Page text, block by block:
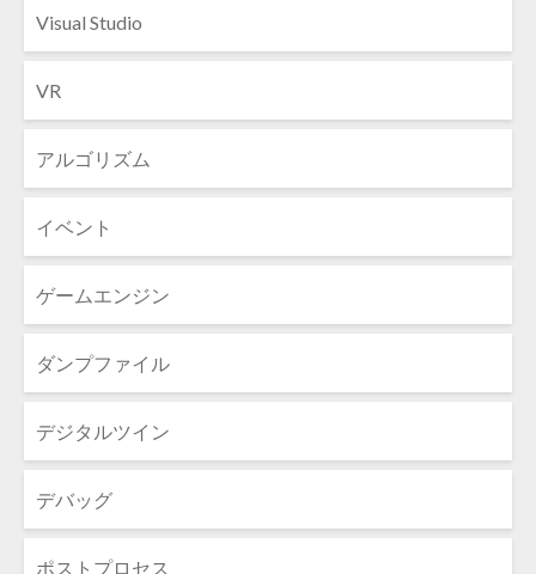
Visual Studio
VR
アルゴリズム
イベント
ゲームエンジン
ダンプファイル
デジタルツイン
デバッグ
ポストプロセス